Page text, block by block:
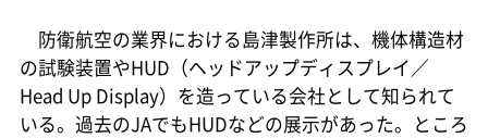
防衛航空の業界における島津製作所は、機体構造材
の試験装置やHUD（ヘッドアップディスプレイ／
Head Up Display）を造っている会社として知られて
いる。過去のJAでもHUDなどの展示があった。ところ